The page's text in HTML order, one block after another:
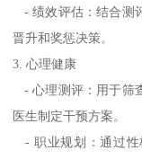
- 绩效评估：结合测
晋升和奖惩决策。
3. 心理健康
- 心理测评：用于筛
医生制定干预方案。
- 职业规划：通过性